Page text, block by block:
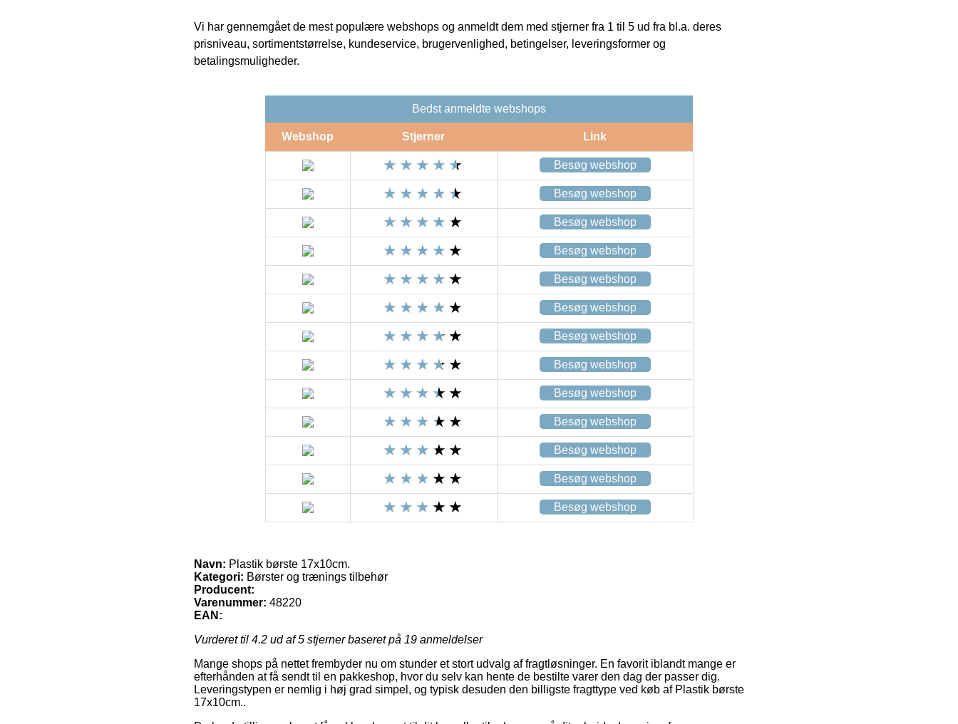
Vi har gennemgået de mest populære webshops og anmeldt dem med stjerner fra 1 til 5 ud fra bl.a. deres
prisniveau, sortimentstørrelse, kundeservice, brugervenlighed, betingelser, leveringsformer og
betalingsmuligheder.
Bedst anmeldte webshops
Webshop Stjerner Link
Besøg webshop
Besøg webshop
Besøg webshop
Besøg webshop
Besøg webshop
Besøg webshop
Besøg webshop
Besøg webshop
Besøg webshop
Besøg webshop
Besøg webshop
Besøg webshop
Besøg webshop
Navn: Plastik børste 17x10cm.
Kategori: Børster og trænings tilbehør
Producent:
Varenummer: 48220
EAN:
Vurderet til 4.2 ud af 5 stjerner baseret på 19 anmeldelser
Mange shops på nettet frembyder nu om stunder et stort udvalg af fragtløsninger. En favorit iblandt mange er
efterhånden at få sendt til en pakkeshop, hvor du selv kan hente de bestilte varer den dag der passer dig.
Leveringstypen er nemlig i høj grad simpel, og typisk desuden den billigste fragttype ved køb af Plastik børste
17x10cm..